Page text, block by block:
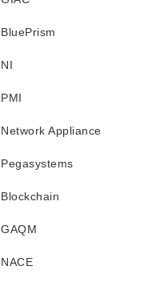
BluePrism
NI
PMI
Network Appliance
Pegasystems
Blockchain
GAQM
NACE